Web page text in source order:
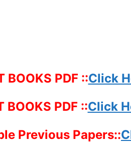
BOOKS PDF ::Click
BOOKS PDF ::Click
Previous Papers::